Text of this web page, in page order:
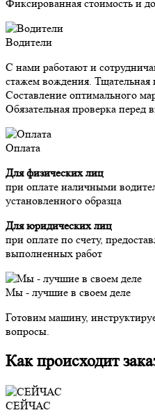
Фиксированная стоимость и
Водители
С нами работают и
стажем вождения. Тщательная
Составление оптимального
Обязательная проверка перед
Оплата
Для физических лиц
при оплате наличными
установленного образца
Для юридических лиц
при оплате по счету,
выполненных работ
Мы - лучшие в своем деле
Готовим машину,
вопросы.
Как происходит
СЕЙЧАС